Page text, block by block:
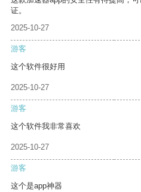
证。
2025-10-27
游客
这个软件很好用
2025-10-27
游客
这个软件我非常喜欢
2025-10-27
游客
这个是app神器